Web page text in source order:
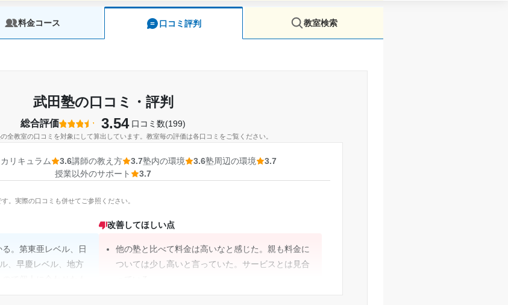
料金コース 口コミ評判 教室検索
武田塾の口コミ・評判
総合評価 3.54 口コミ数(199)
全教室の口コミを対象にして算出しています。教室毎の評価は各口コミをご覧ください。
リキュラム 3.6講師の教え方 3.7塾内の環境 3.6塾周辺の環境
3.7
授業以外のサポート
3.7
。実際の口コミも併せてご参照ください。
。第東亜レベル、日
、早慶レベル、地方
改善してほしい点
他の塾と比べて料金は高いなと感じた。親も料金に
ついては少し高いと言っていた。サービスとは見合